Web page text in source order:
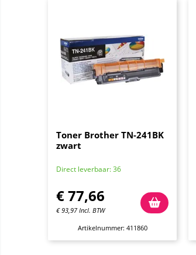
Toner Brother TN-241BK
zwart
Direct leverbaar: 36
€77,66
€93,97 Incl. BTW
Artikelnummer: 411860